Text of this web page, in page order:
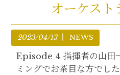
オーケスト
2023/04/13 NEWS
Episode 4 指揮者の山田
ミングでお茶目な方でし